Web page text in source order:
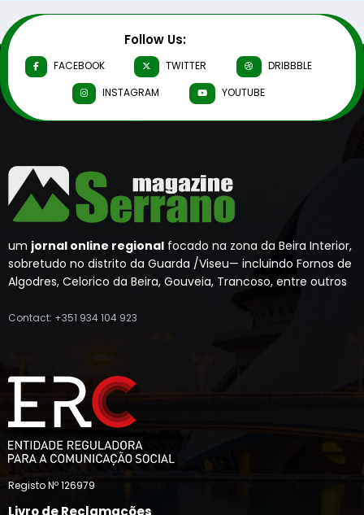
Follow Us:
FACEBOOK TWITTER
DRIBBBLE
INSTAGRAM
YOUTUBE
um jornal online regional focado na zona da Beira Interior,
sobretudo no distrito da Guarda /Viseu— incluindo Fornos de
Algodres, Celorico da Beira, Gouveia, Trancoso, entre outros
Contact: +351 934 104 923
Registo Nº 126979
Livro de Reclamações